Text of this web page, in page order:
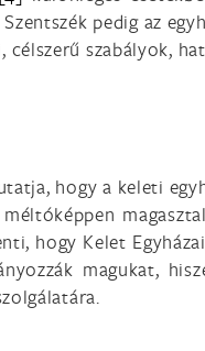
pedig az
szabályok,
hogy a keleti
hogy Kelet
magukat,